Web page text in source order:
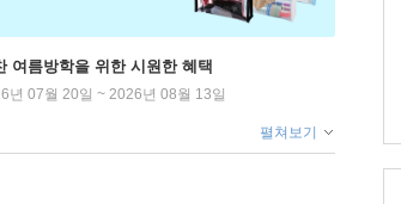
여름방학을 위한 시원한 혜택
년 07월 20일 ~ 2026년 08월 13일
펼쳐보기